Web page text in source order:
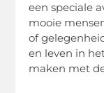
een speciale
mooie
of
en leven in
maken met